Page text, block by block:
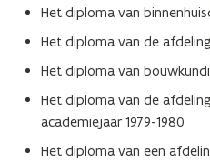
Het diploma van
Het diploma van de
Het diploma van
Het diploma van de
academiejaar 1979-1980
Het diploma van een